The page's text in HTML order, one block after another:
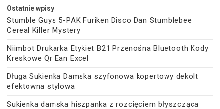
Ostatnie wpisy
Stumble Guys 5-PAK Furiken Disco Dan Stumblebee
Cereal Killer Mystery
Niimbot Drukarka Etykiet B21 Przenośna Bluetooth Kody
Kreskowe Qr Ean Excel
Długa Sukienka Damska szyfonowa kopertowy dekolt
efektowna stylowa
Sukienka damska hiszpanka z rozcięciem błyszcząca